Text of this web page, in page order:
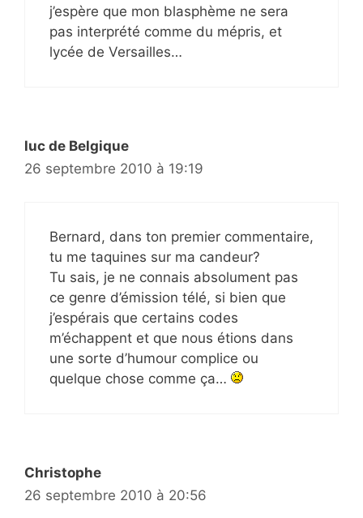
j’espère que mon blasphème ne sera
pas interprété comme du mépris, et
lycée de Versailles…
luc de Belgique
26 septembre 2010 à 19:19
Bernard, dans ton premier commentaire,
tu me taquines sur ma candeur?
Tu sais, je ne connais absolument pas
ce genre d’émission télé, si bien que
j’espérais que certains codes
m’échappent et que nous étions dans
une sorte d’humour complice ou
quelque chose comme ça…
Christophe
26 septembre 2010 à 20:56